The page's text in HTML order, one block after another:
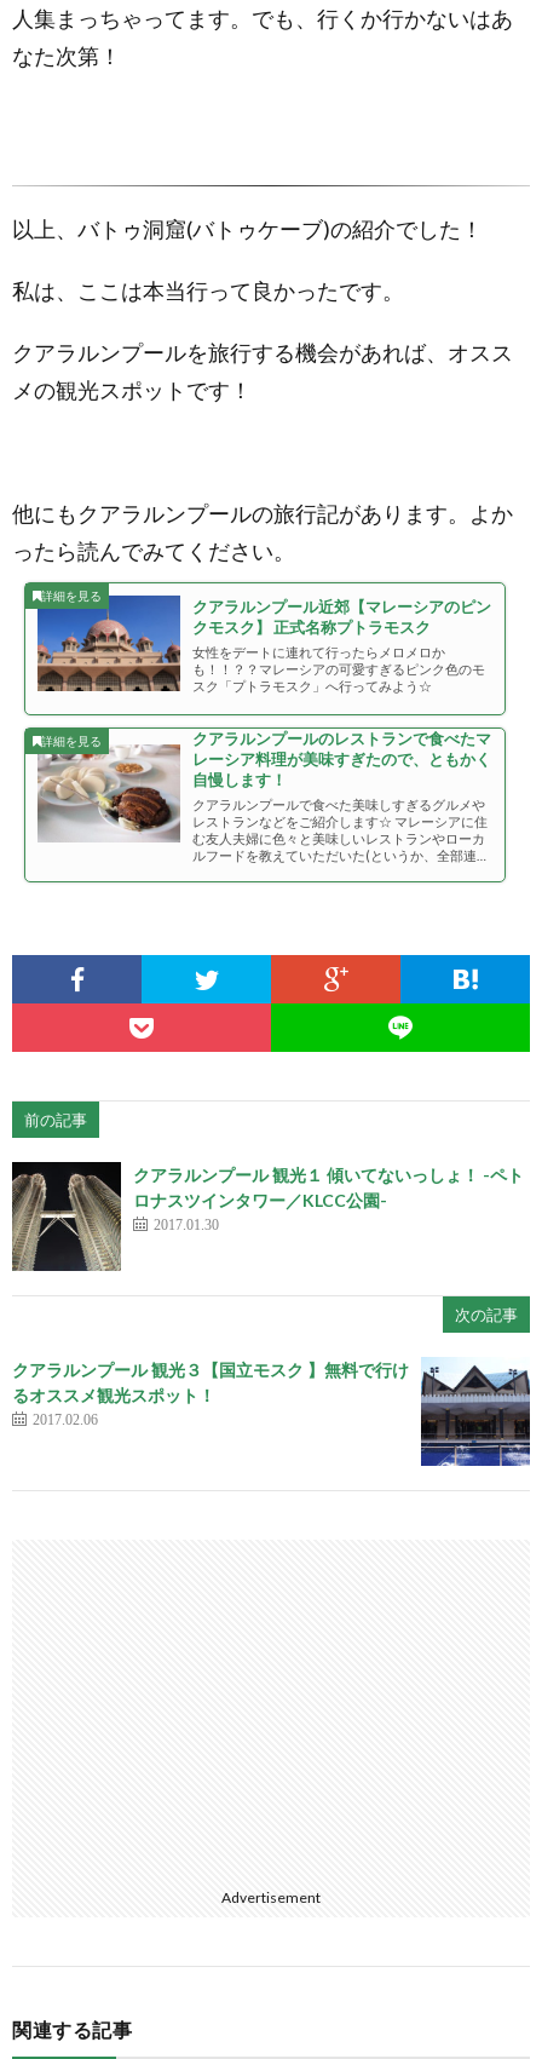
人集まっちゃってます。でも、行くか行かないはあ
なた次第！
以上、バトゥ洞窟(バトゥケーブ)の紹介でした！
私は、ここは本当行って良かったです。
クアラルンプールを旅行する機会があれば、オスス
メの観光スポットです！
他にもクアラルンプールの旅行記があります。よか
ったら読んでみてください。
クアラルンプール近郊【マレーシアのピン
クモスク】 正式名称プトラモスク
女性をデートに連れて行ったらメロメロか
も！！？？マレーシアの可愛すぎるピンク色のモ
スク「プトラモスク」へ行ってみよう☆
クアラルンプールのレストランで食べたマ
レーシア料理が美味すぎたので、ともかく
自慢します！
クアラルンプールで食べた美味しすぎるグルメや
レストランなどをご紹介します☆ マレーシアに住
む友人夫婦に色々と美味しいレストランやローカ
ルフードを教えていただいた(というか、全部連れ
前の記事
クアラルンプール 観光１ 傾いてないっしょ！ -ペト
ロナスツインタワー／KLCC公園-
2017.01.30
次の記事
クアラルンプール 観光３【国立モスク 】無料で行け
るオススメ観光スポット！
2017.02.06
Advertisement
関連する記事